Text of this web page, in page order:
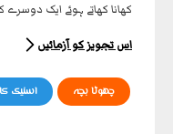
کھانا کھاتے ہوئے ایک
اس تجویز کو آزمائیں
چھوٹا بچہ اسنیک